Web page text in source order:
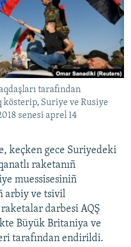
tarafından
kösterip, Suriye ve Rusiye
senesi aprel 14
keçken gece Suriyedeki
raketanıñ
muessisesiniñ
arbiy ve tsivil
darbesi AQŞ
Büyük Britaniya ve
tarafından endirildi.